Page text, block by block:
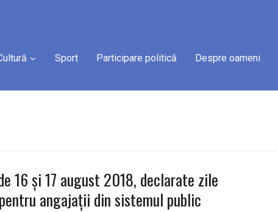
Sport Participare politică Despre oameni
16 și 17 august 2018, declarate zile
angajații din sistemul public